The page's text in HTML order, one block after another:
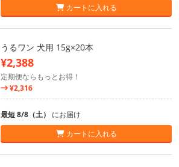
カートに入れる
うるワン 犬用 15g×20本
¥2,388
定期便ならもっとお得！
¥2,316
最短 8/8（土） にお届け
カートに入れる